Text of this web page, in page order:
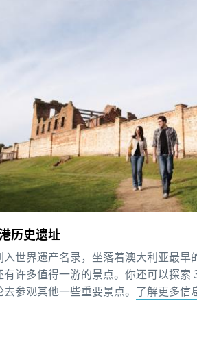
历史遗址
入世界遗产名录，坐落着澳大利亚最早
有许多值得一游的景点。你还可以探索
参观其他一些重要景点。 了解更多信